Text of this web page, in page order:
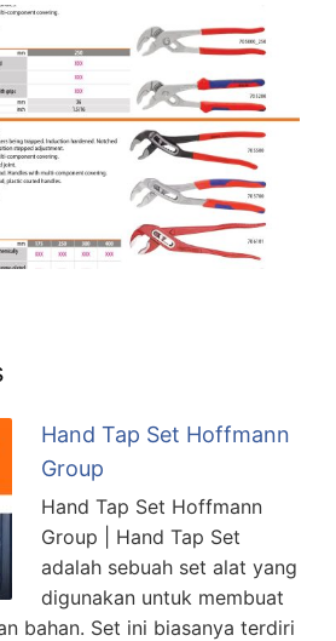
Hand Tap Set Hoffmann
Group
Hand Tap Set Hoffmann
Group | Hand Tap Set
adalah sebuah set alat yang
digunakan untuk membuat
bahan. Set ini biasanya terdiri